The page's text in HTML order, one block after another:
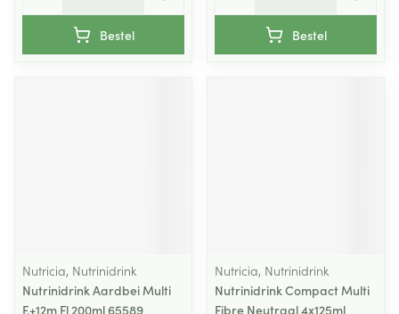
Bestel Bestel
Nutricia, Nutrinidrink
Nutrinidrink Aardbei Multi
F.+12m Fl 200ml 65589
Nutricia, Nutrinidrink
Nutrinidrink Compact Multi
Fibre Neutraal 4x125ml